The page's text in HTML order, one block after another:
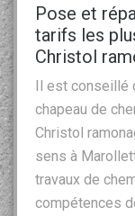
Pose et
tarifs les
Christol
Il est conseillé
chapeau de
Christol
sens à
travaux de
compétences